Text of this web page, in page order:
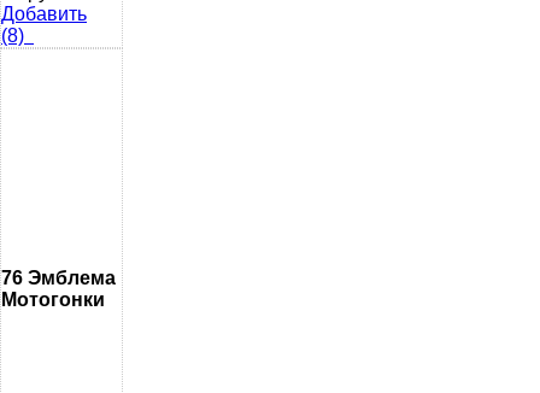
Добавить
(8)
76 Эмблема
Мотогонки